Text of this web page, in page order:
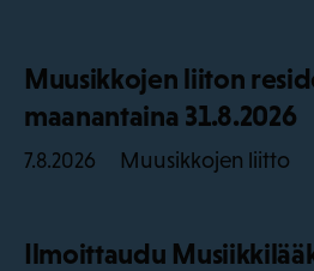
Muusikkojen liiton
maanantaina 31.8.2026
7.8.2026 Muusikkojen liitto
Ilmoittaudu